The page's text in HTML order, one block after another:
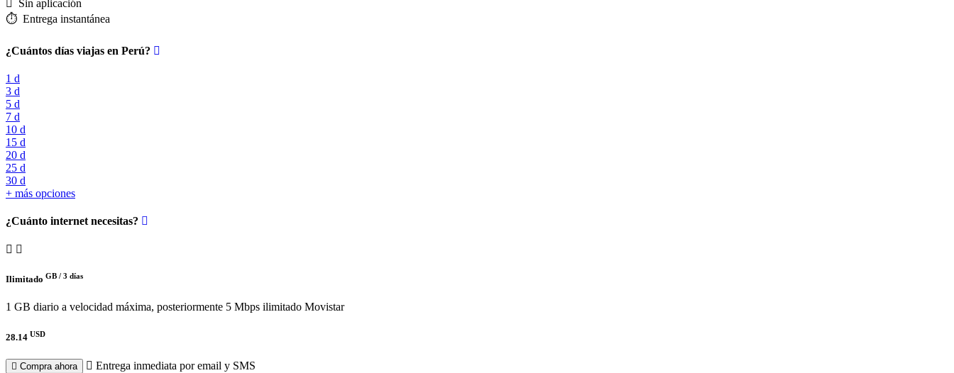
️ Sin aplicación
⏱️️ Entrega instantánea
¿Cuántos días viajas en Perú?
1 d
3 d
5 d
7 d
10 d
15 d
20 d
25 d
30 d
+ más opciones
¿Cuánto internet necesitas?
Ilimitado GB / 3 días
1 GB diario a velocidad máxima, posteriormente 5 Mbps ilimitado Movistar
28.14 USD
Compra ahora
Entrega inmediata por email y SMS